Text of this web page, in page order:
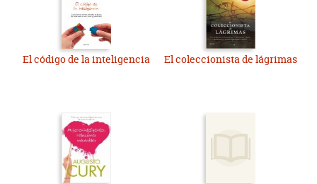
El código de la inteligencia El coleccionista de lágrimas